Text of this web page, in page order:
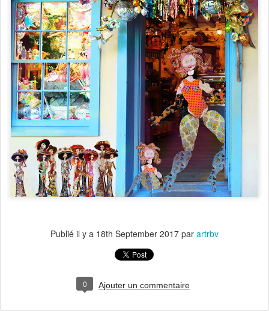
Publié il y a 18th September 2017 par artrbv
0 Ajouter un commentaire